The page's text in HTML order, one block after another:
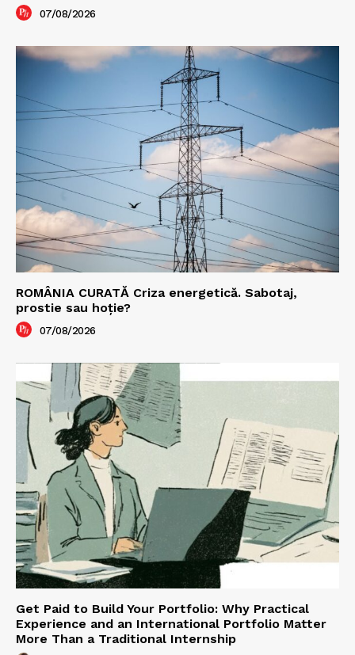
07/08/2026
ROMÂNIA CURATĂ Criza energetică. Sabotaj,
prostie sau hoție?
07/08/2026
Get Paid to Build Your Portfolio: Why Practical
Experience and an International Portfolio Matter
More Than a Traditional Internship